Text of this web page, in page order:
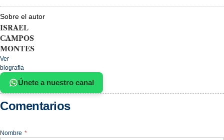
Sobre el autor
ISRAEL
CAMPOS
MONTES
Ver
biografía
Únete a nuestro canal
Comentarios
Nombre *